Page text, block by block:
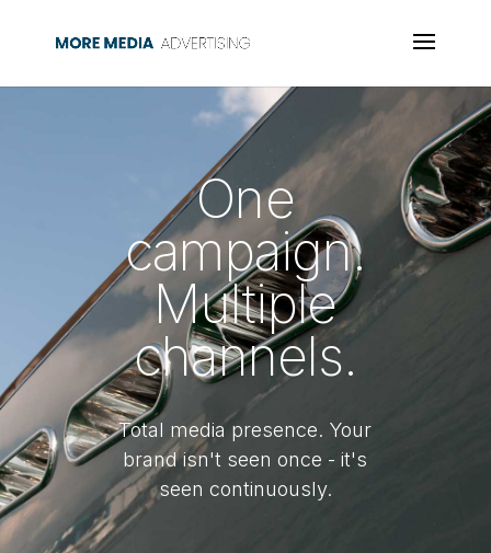
One
campaign.
Multiple
channels.
Total media presence. Your
brand isn't seen once - it's
seen continuously.